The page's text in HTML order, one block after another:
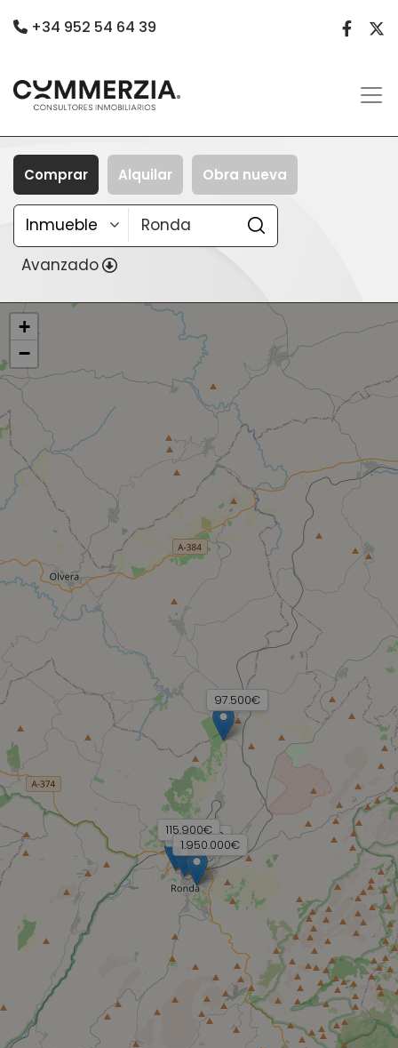
+34 952 54 64 39
Comprar Alquilar Obra nueva
Avanzado
97.500€
164.900€
115.900€
1.950.000€
+
−